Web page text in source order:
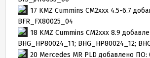
17 KMZ Cummins CM2xxx 4.5-6.7
BFR_FX80025_04
18 KMZ Cummins CM2xxx 8.9
BHG_HP80024_11; BHG_HP80024_12;
20 Mercedes MR PLD добавлено ПО: